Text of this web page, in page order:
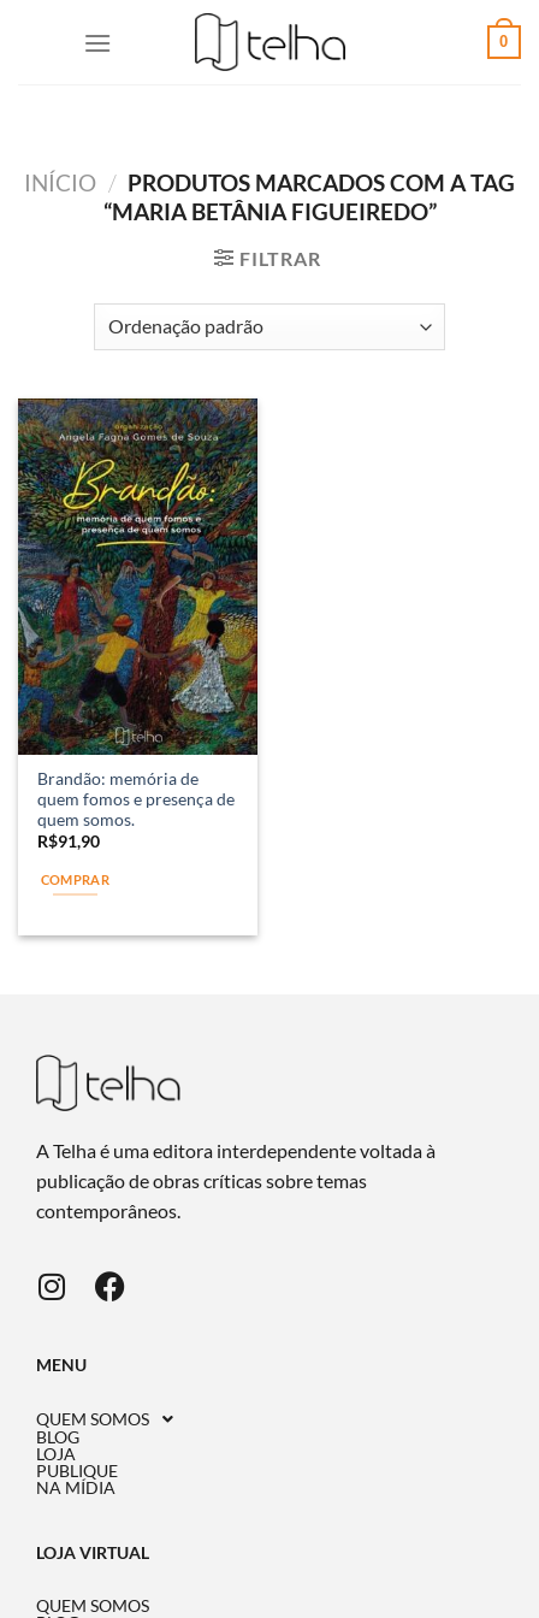
0
INÍCIO / PRODUTOS MARCADOS COM A TAG
“MARIA BETÂNIA FIGUEIREDO”
FILTRAR
Brandão: memória de
quem fomos e presença de
quem somos.
R$91,90
COMPRAR
A Telha é uma editora interdependente voltada à
publicação de obras críticas sobre temas
contemporâneos.
MENU
QUEM SOMOS
BLOG
LOJA
PUBLIQUE
NA MÍDIA
LOJA VIRTUAL
QUEM SOMOS